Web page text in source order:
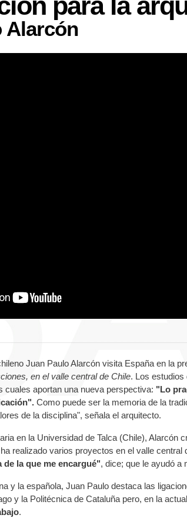
Alarcón
Juan Paulo Alarcón visita España en la
en el valle central de Chile. Los estudios
cuales aportan una nueva perspectiva: "Lo
Como puede ser la memoria de la
de la disciplina", señala el arquitecto.
en la Universidad de Talca (Chile), Alarcón
realizado varios proyectos en el valle
la que me encargué", dice; que le ayudó a
y la española, Juan Paulo destaca las
y la Politécnica de Cataluña pero, en la
.